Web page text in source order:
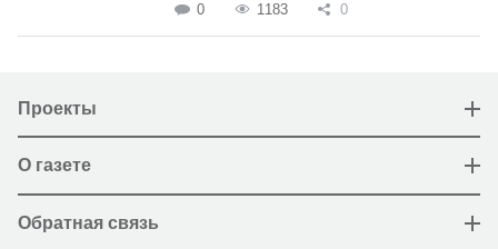
0 1183 0
Проекты
О газете
Обратная связь